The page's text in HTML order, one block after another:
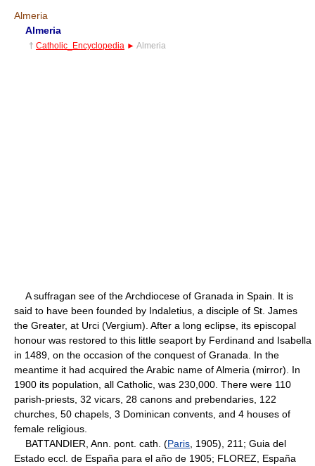
Almeria
Almeria
† Catholic_Encyclopedia ► Almeria
A suffragan see of the Archdiocese of Granada in Spain. It is
said to have been founded by Indaletius, a disciple of St. James
the Greater, at Urci (Vergium). After a long eclipse, its episcopal
honour was restored to this little seaport by Ferdinand and Isabella
in 1489, on the occasion of the conquest of Granada. In the
meantime it had acquired the Arabic name of Almeria (mirror). In
1900 its population, all Catholic, was 230,000. There were 110
parish-priests, 32 vicars, 28 canons and prebendaries, 122
churches, 50 chapels, 3 Dominican convents, and 4 houses of
female religious.
BATTANDIER, Ann. pont. cath. (Paris , 1905), 211; Guia del
Estado eccl. de España para el año de 1905; FLOREZ, España